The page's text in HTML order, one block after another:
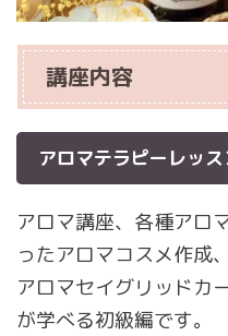
講座内容
アロマテラピーレッ
アロマ講座、各種アロ
ったアロマコスメ作成
アロマセイグリッドカ
が学べる初級編です。